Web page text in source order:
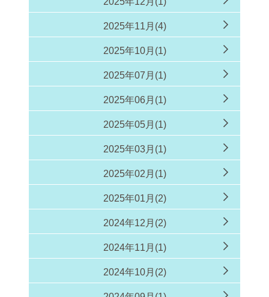
2025年11月(4)
2025年10月(1)
2025年07月(1)
2025年06月(1)
2025年05月(1)
2025年03月(1)
2025年02月(1)
2025年01月(2)
2024年12月(2)
2024年11月(1)
2024年10月(2)